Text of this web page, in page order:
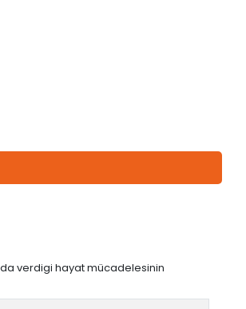
verdigi hayat mücadelesinin